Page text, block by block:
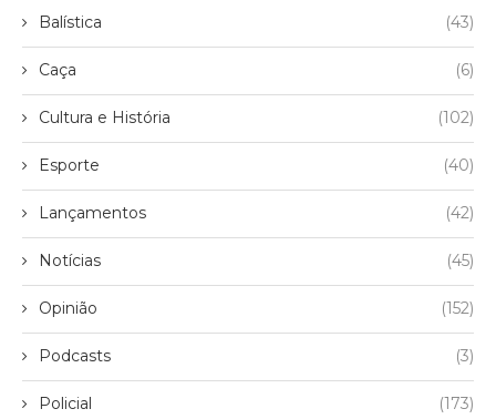
Balística (43)
Caça (6)
Cultura e História (102)
Esporte (40)
Lançamentos (42)
Notícias (45)
Opinião (152)
Podcasts (3)
Policial (173)